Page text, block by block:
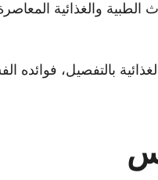
الطبية والغذائية
فوائده